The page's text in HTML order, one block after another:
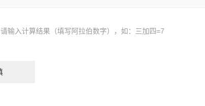
请输入计算结果（填写阿拉伯数字），如：三加四=7